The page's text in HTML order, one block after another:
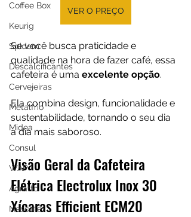
Coffee Box
Keurig
Spidem
Descalcificantes
Cervejeiras
Metalfrio
Midea
Consul
WAP
Agratto
Nescafé
VER O PREÇO
Se você busca praticidade e
qualidade na hora de fazer café, essa
cafeteira é uma excelente opção.
Ela combina design, funcionalidade e
sustentabilidade, tornando o seu dia
a dia mais saboroso.
Visão Geral da Cafeteira
Elétrica Electrolux Inox 30
Xícaras Efficient ECM20